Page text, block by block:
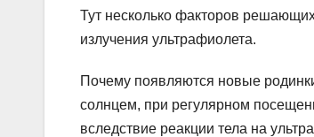
Тут несколько факторов
излучения ультрафиолета.
Почему появляются новые
солнцем, при регулярном
вследствие реакции тела на